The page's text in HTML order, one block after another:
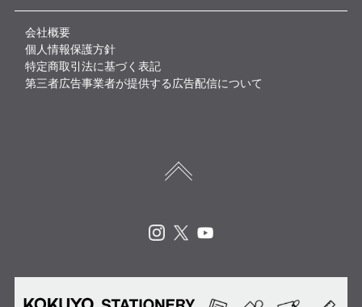
会社概要
個人情報保護方針
特定商取引法に基づく表記
第三者広告事業者が提供する広告配信について